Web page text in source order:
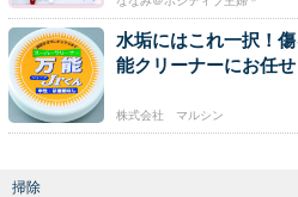
水垢にはこれ一択！
能クリーナーにお任せ
株式会社 マルシン
掃除